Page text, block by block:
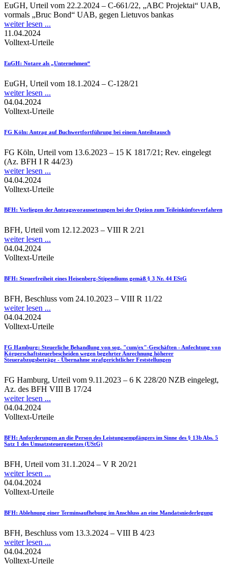
EuGH, Urteil vom 22.2.2024 – C-661/22, „ABC Projektai“ UAB,
vormals „Bruc Bond“ UAB, gegen Lietuvos bankas
weiter lesen ...
11.04.2024
Volltext-Urteile
EuGH: Notare als „Unternehmen“
EuGH, Urteil vom 18.1.2024 – C-128/21
weiter lesen ...
04.04.2024
Volltext-Urteile
FG Köln: Antrag auf Buchwertfortführung bei einem Anteilstausch
FG Köln, Urteil vom 13.6.2023 – 15 K 1817/21; Rev. eingelegt
(Az. BFH I R 44/23)
weiter lesen ...
04.04.2024
Volltext-Urteile
BFH: Vorliegen der Antragsvoraussetzungen bei der Option zum Teileinkünfteverfahren
BFH, Urteil vom 12.12.2023 – VIII R 2/21
weiter lesen ...
04.04.2024
Volltext-Urteile
BFH: Steuerfreiheit eines Heisenberg-Stipendiums gemäß § 3 Nr. 44 EStG
BFH, Beschluss vom 24.10.2023 – VIII R 11/22
weiter lesen ...
04.04.2024
Volltext-Urteile
FG Hamburg: Steuerliche Behandlung von sog. "cum/ex"-Geschäften - Anfechtung von
Körperschaftsteuerbescheiden wegen begehrter Anrechnung höherer
Steuerabzugsbeträge - Übernahme strafgerichtlicher Feststellungen
FG Hamburg, Urteil vom 9.11.2023 – 6 K 228/20 NZB eingelegt,
Az. des BFH VIII B 17/24
weiter lesen ...
04.04.2024
Volltext-Urteile
BFH: Anforderungen an die Person des Leistungsempfängers im Sinne des § 13b Abs. 5
Satz 1 des Umsatzsteuergesetzes (UStG)
BFH, Urteil vom 31.1.2024 – V R 20/21
weiter lesen ...
04.04.2024
Volltext-Urteile
BFH: Ablehnung einer Terminsaufhebung im Anschluss an eine Mandatsniederlegung
BFH, Beschluss vom 13.3.2024 – VIII B 4/23
weiter lesen ...
04.04.2024
Volltext-Urteile